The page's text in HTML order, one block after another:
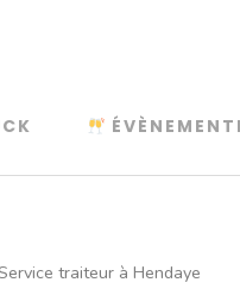
traiteur à Hendaye